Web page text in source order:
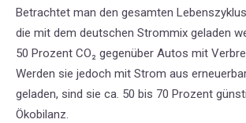
Betrachtet man den gesamten
die mit dem deutschen Strommix geladen
50 Prozent CO₂ gegenüber Autos mit
Werden sie jedoch mit Strom aus
geladen, sind sie ca. 50 bis 70 Prozent
Ökobilanz.